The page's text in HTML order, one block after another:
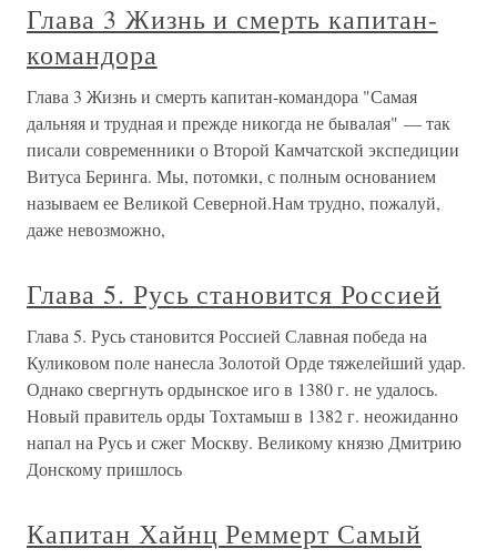
Глава 3 Жизнь и смерть капитан-
командора
Глава 3 Жизнь и смерть капитан-командора "Самая
дальняя и трудная и прежде никогда не бывалая" — так
писали современники о Второй Камчатской экспедиции
Витуса Беринга. Мы, потомки, с полным основанием
называем ее Великой Северной.Нам трудно, пожалуй,
даже невозможно,
Глава 5. Русь становится Россией
Глава 5. Русь становится Россией Славная победа на
Куликовом поле нанесла Золотой Орде тяжелейший удар.
Однако свергнуть ордынское иго в 1380 г. не удалось.
Новый правитель орды Тохтамыш в 1382 г. неожиданно
напал на Русь и сжег Москву. Великому князю Дмитрию
Донскому пришлось
Капитан Хайнц Реммерт Самый